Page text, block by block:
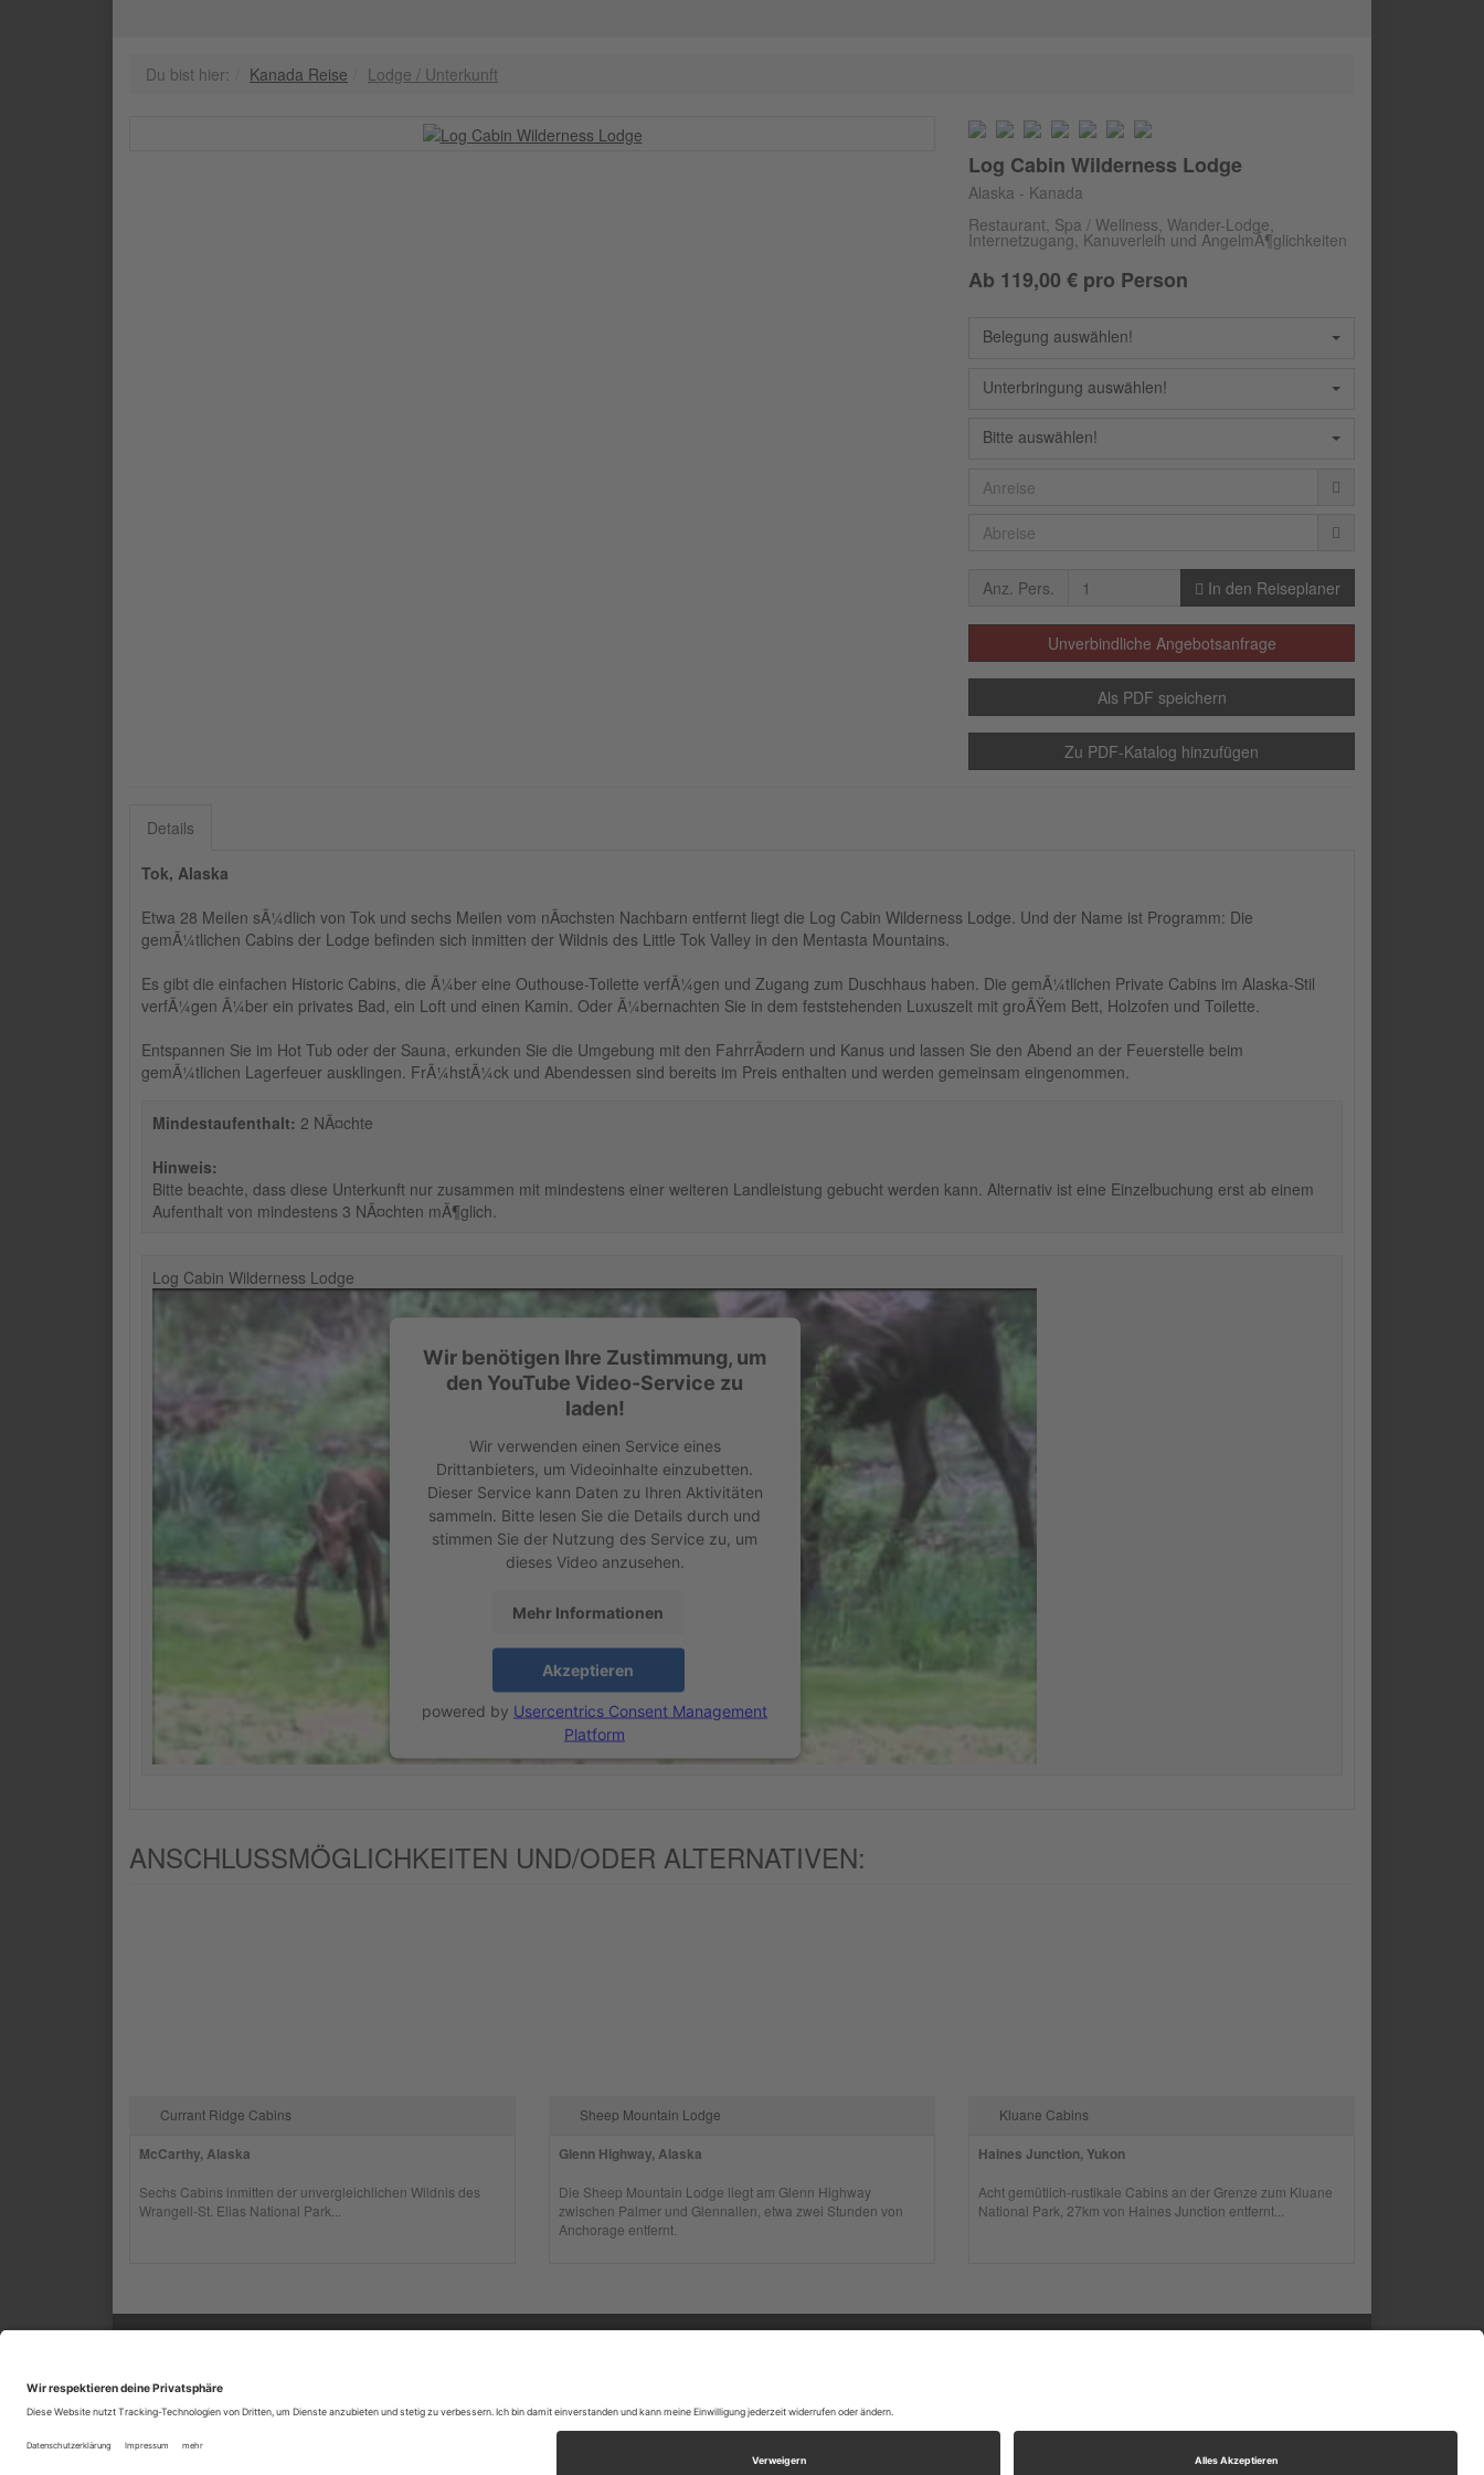
Du bist hier: Kanada Reise Lodge / Unterkunft
Log Cabin Wilderness Lodge
Alaska - Kanada
Restaurant, Spa / Wellness, Wander-Lodge,
Internetzugang, Kanuverleih und AngelmÃ¶glichkeiten
Ab 119,00 € pro Person
Belegung auswählen!
Unterbringung auswählen!
Bitte auswählen!
Anz. Pers. In den Reiseplaner
Unverbindliche Angebotsanfrage
Als PDF speichern
Zu PDF-Katalog hinzufügen
Details
Tok, Alaska
Etwa 28 Meilen sÃ¼dlich von Tok und sechs Meilen vom nÃ¤chsten Nachbarn entfernt liegt die Log Cabin Wilderness Lodge. Und der Name ist Programm: Die
gemÃ¼tlichen Cabins der Lodge befinden sich inmitten der Wildnis des Little Tok Valley in den Mentasta Mountains.
Es gibt die einfachen Historic Cabins, die Ã¼ber eine Outhouse-Toilette verfÃ¼gen und Zugang zum Duschhaus haben. Die gemÃ¼tlichen Private Cabins im Alaska-Stil
verfÃ¼gen Ã¼ber ein privates Bad, ein Loft und einen Kamin. Oder Ã¼bernachten Sie in dem feststehenden Luxuszelt mit groÃŸem Bett, Holzofen und Toilette.
Entspannen Sie im Hot Tub oder der Sauna, erkunden Sie die Umgebung mit den FahrrÃ¤dern und Kanus und lassen Sie den Abend an der Feuerstelle beim
gemÃ¼tlichen Lagerfeuer ausklingen. FrÃ¼hstÃ¼ck und Abendessen sind bereits im Preis enthalten und werden gemeinsam eingenommen.
Mindestaufenthalt: 2 NÃ¤chte
Hinweis:
Bitte beachte, dass diese Unterkunft nur zusammen mit mindestens einer weiteren Landleistung gebucht werden kann. Alternativ ist eine Einzelbuchung erst ab einem
Aufenthalt von mindestens 3 NÃ¤chten mÃ¶glich.
Log Cabin Wilderness Lodge
Wir benötigen Ihre Zustimmung, um
den YouTube Video-Service zu
laden!
Wir verwenden einen Service eines
Drittanbieters, um Videoinhalte einzubetten.
Dieser Service kann Daten zu Ihren Aktivitäten
sammeln. Bitte lesen Sie die Details durch und
stimmen Sie der Nutzung des Service zu, um
dieses Video anzusehen.
Mehr Informationen
Akzeptieren
powered by Usercentrics Consent Management
Platform
ANSCHLUSSMÖGLICHKEITEN UND/ODER ALTERNATIVEN:
Currant Ridge Cabins
McCarthy, Alaska
Sechs Cabins inmitten der unvergleichlichen Wildnis des
Wrangell-St. Elias National Park...
Sheep Mountain Lodge
Glenn Highway, Alaska
Die Sheep Mountain Lodge liegt am Glenn Highway
zwischen Palmer und Glennallen, etwa zwei Stunden von
Anchorage entfernt.
Kluane Cabins
Haines Junction, Yukon
Acht gemütlich-rustikale Cabins an der Grenze zum Kluane
National Park, 27km von Haines Junction entfernt...
Kontakt
Feedback
Datenschutzeinstellungen
ARGB
Datenschutzerklärung